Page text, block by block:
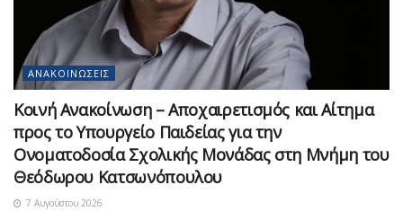
ΑΝΑΚΟΙΝΏΣΕΙΣ
Κοινή Ανακοίνωση – Αποχαιρετισμός και Αίτημα
προς το Υπουργείο Παιδείας για την
Ονοματοδοσία Σχολικής Μονάδας στη Μνήμη του
Θεόδωρου Κατσωνόπουλου
7 Αυγούστου 2026